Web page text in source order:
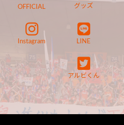
OFFICIAL グッズ
Instagram LINE
アルビくん